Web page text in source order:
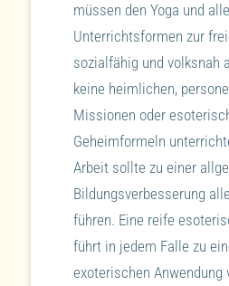
müssen den Yoga und
Unterrichtsformen zur
sozialfähig und volksnah
keine heimlichen,
Missionen oder
Geheimformeln
Arbeit sollte zu einer
Bildungsverbesserung
führen. Eine reife
führt in jedem Falle zu
exoterischen Anwendung